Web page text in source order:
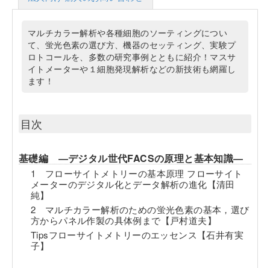
マルチカラー解析や各種細胞のソーティングについ
て、蛍光色素の選び方、機器のセッティング、実験プ
ロトコールを、多数の研究事例とともに紹介！マスサ
イトメーターや１細胞発現解析などの新技術も網羅し
ます！
目次
基礎編 ―デジタル世代FACSの原理と基本知識―
1 フローサイトメトリーの基本原理 フローサイト
メーターのデジタル化とデータ解析の進化【清田
純】
2 マルチカラー解析のための蛍光色素の基本，選び
方からパネル作製の具体例まで【戸村道夫】
Tipsフローサイトメトリーのエッセンス【石井有実
子】